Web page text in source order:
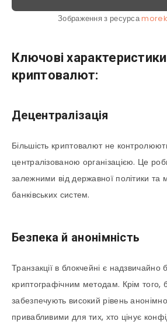
Зображення з ресурса
Ключові характеристики
криптовалют:
Децентралізація
Більшість криптовалют не
централізованою організацією. Це
залежними від державної політики та
банківських систем.
Безпека й анонімність
Транзакції в блокчейні є
криптографічним методам. Крім того,
забезпечують високий рівень
привабливими для тих, хто цінує